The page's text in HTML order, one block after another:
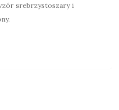
srebrzystoszary i